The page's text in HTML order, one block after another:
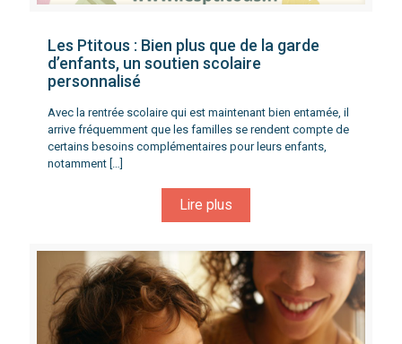
Les Ptitous : Bien plus que de la garde
d’enfants, un soutien scolaire
personnalisé
Avec la rentrée scolaire qui est maintenant bien entamée, il
arrive fréquemment que les familles se rendent compte de
certains besoins complémentaires pour leurs enfants,
notamment […]
Lire plus